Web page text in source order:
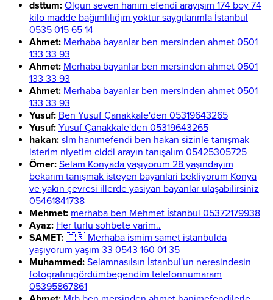
dsttum: Olgun seven hanım efendi arayışım 174 boy 74
kilo madde bağımlılığım yoktur saygılarımla İstanbul
0535 015 65 14
Ahmet: Merhaba bayanlar ben mersinden ahmet 0501
133 33 93
Ahmet: Merhaba bayanlar ben mersinden ahmet 0501
133 33 93
Ahmet: Merhaba bayanlar ben mersinden ahmet 0501
133 33 93
Yusuf: Ben Yusuf Çanakkale'den 05319643265
Yusuf: Yusuf Çanakkale'den 05319643265
hakan: slm hanımefendi ben hakan sizinle tanışmak
isterim niyetim ciddi arayın tanışalım 05425305725
Ömer: Selam Konyada yaşıyorum 28 yaşındayım
bekarım tanışmak isteyen bayanlari bekliyorum Konya
ve yakın çevresi illerde yasiyan bayanlar ulaşabilirsiniz
05461841738
Mehmet: merhaba ben Mehmet İstanbul 05372179938
Ayaz: Her turlu sohbete varim..
SAMET: 🇹🇷 Merhaba ismim samet istanbulda
yaşıyorum yaşım 33 0543 160 01 35
Muhammed: Selamnasılsın İstanbul'un neresindesin
fotografınıgördümbegendim telefonnumaram
05395867861